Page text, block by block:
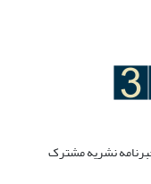
نشریه مشترک